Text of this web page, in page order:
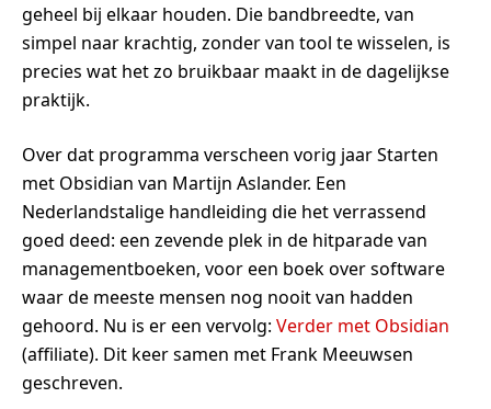
geheel bij elkaar houden. Die bandbreedte, van
simpel naar krachtig, zonder van tool te wisselen, is
precies wat het zo bruikbaar maakt in de dagelijkse
praktijk.
Over dat programma verscheen vorig jaar Starten
met Obsidian van Martijn Aslander. Een
Nederlandstalige handleiding die het verrassend
goed deed: een zevende plek in de hitparade van
managementboeken, voor een boek over software
waar de meeste mensen nog nooit van hadden
gehoord. Nu is er een vervolg: Verder met Obsidian
(affiliate). Dit keer samen met Frank Meeuwsen
geschreven.